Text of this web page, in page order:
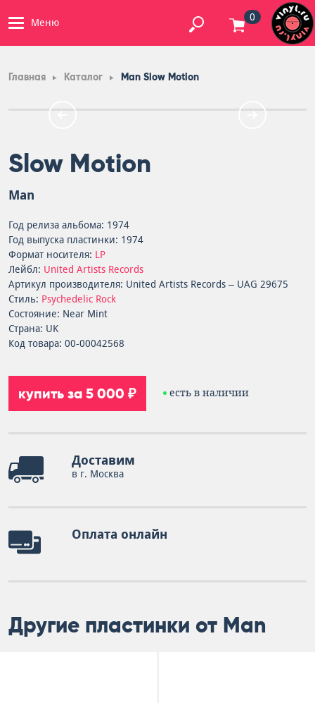
Меню 0
Главная Каталог Man Slow Motion
Slow Motion
Man
Год релиза альбома: 1974
Год выпуска пластинки: 1974
Формат носителя: LP
Лейбл: United Artists Records
Артикул производителя: United Artists Records – UAG 29675
Стиль: Psychedelic Rock
Состояние: Near Mint
Страна: UK
Код товара: 00-00042568
купить за 5 000 ₽ есть в наличии
Доставим
в г. Москва
Оплата онлайн
Другие пластинки от Man